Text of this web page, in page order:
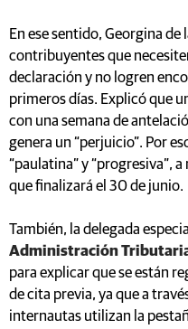
En ese sentido, Georgina de
contribuyentes que
declaración y no logren
primeros días. Explicó que
con una semana de
genera un “perjuicio”. Por
“paulatina” y “progresiva”,
que finalizará el 30 de junio.
También, la delegada
Administración
para explicar que se están
de cita previa, ya que a
internautas utilizan la